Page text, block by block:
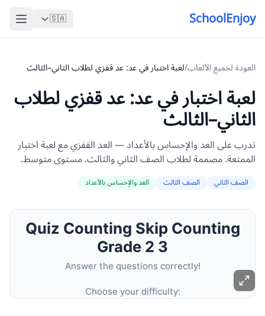
SchoolEnjoy
🇸🇦
العودة لجميع الألعاب/لعبة اختبار في عد: عد قفزي لطلاب الثاني–الثالث
لعبة اختبار في عد: عد قفزي لطلاب
الثاني–الثالث
تدرب على العد والإحساس بالأعداد — العد القفزي مع لعبة اختبار
الممتعة. مصممة لطلاب الصف الثاني والثالث. مستوى متوسط.
الصف الثاني الصف الثالث العد والإحساس بالأعداد